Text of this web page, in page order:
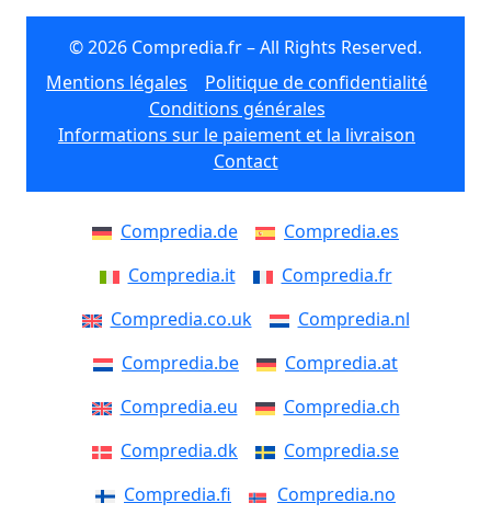
© 2026 Compredia.fr – All Rights Reserved.
Mentions légales
Politique de confidentialité
Conditions générales
Informations sur le paiement et la livraison
Contact
Compredia.de
Compredia.es
Compredia.it
Compredia.fr
Compredia.co.uk
Compredia.nl
Compredia.be
Compredia.at
Compredia.eu
Compredia.ch
Compredia.dk
Compredia.se
Compredia.fi
Compredia.no